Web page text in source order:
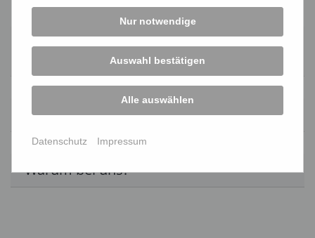
Habe ich als Leasingarbeiter einen
Wie viel verdiene ich bei Zeitarbeit?
Warum bei uns?
Nur notwendige
Auswahl bestätigen
Alle auswählen
Datenschutz Impressum